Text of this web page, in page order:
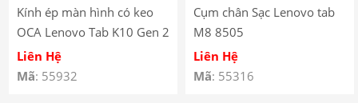
Kính ép màn hình có keo
OCA Lenovo Tab K10 Gen 2
(2025) – TB-311
Liên Hệ
Mã: 55932
Cụm chân Sạc Lenovo tab
M8 8505
Liên Hệ
Mã: 55316